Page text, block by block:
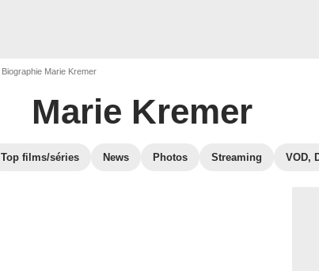
Biographie Marie Kremer
Marie Kremer
Top films/séries News Photos Streaming VOD,